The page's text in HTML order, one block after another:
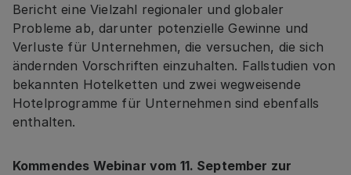
Bericht eine Vielzahl regionaler und globaler
Probleme ab, darunter potenzielle Gewinne und
Verluste für Unternehmen, die versuchen, die sich
ändernden Vorschriften einzuhalten. Fallstudien von
bekannten Hotelketten und zwei wegweisende
Hotelprogramme für Unternehmen sind ebenfalls
enthalten.
Kommendes Webinar vom 11. September zur